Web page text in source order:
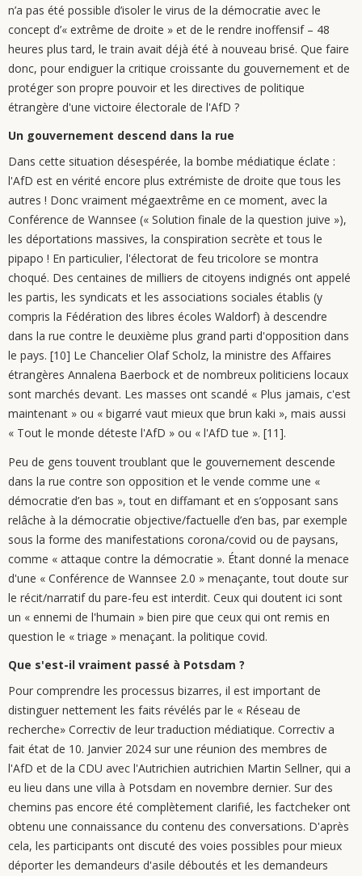
n’a pas été possible d’isoler le virus de la démocratie avec le
concept d’« extrême de droite » et de le rendre inoffensif – 48
heures plus tard, le train avait déjà été à nouveau brisé. Que faire
donc, pour endiguer la critique croissante du gouvernement et de
protéger son propre pouvoir et les directives de politique
étrangère d'une victoire électorale de l'AfD ?
Un gouvernement descend dans la rue
Dans cette situation désespérée, la bombe médiatique éclate :
l'AfD est en vérité encore plus extrémiste de droite que tous les
autres ! Donc vraiment mégaextrême en ce moment, avec la
Conférence de Wannsee (« Solution finale de la question juive »),
les déportations massives, la conspiration secrète et tous le
pipapo ! En particulier, l'électorat de feu tricolore se montra
choqué. Des centaines de milliers de citoyens indignés ont appelé
les partis, les syndicats et les associations sociales établis (y
compris la Fédération des libres écoles Waldorf) à descendre
dans la rue contre le deuxième plus grand parti d'opposition dans
le pays. [10] Le Chancelier Olaf Scholz, la ministre des Affaires
étrangères Annalena Baerbock et de nombreux politiciens locaux
sont marchés devant. Les masses ont scandé « Plus jamais, c'est
maintenant » ou « bigarré vaut mieux que brun kaki », mais aussi
« Tout le monde déteste l'AfD » ou « l'AfD tue ». [11].
Peu de gens touvent troublant que le gouvernement descende
dans la rue contre son opposition et le vende comme une «
démocratie d’en bas », tout en diffamant et en s’opposant sans
relâche à la démocratie objective/factuelle d’en bas, par exemple
sous la forme des manifestations corona/covid ou de paysans,
comme « attaque contre la démocratie ». Étant donné la menace
d'une « Conférence de Wannsee 2.0 » menaçante, tout doute sur
le récit/narratif du pare-feu est interdit. Ceux qui doutent ici sont
un « ennemi de l'humain » bien pire que ceux qui ont remis en
question le « triage » menaçant. la politique covid.
Que s'est-il vraiment passé à Potsdam ?
Pour comprendre les processus bizarres, il est important de
distinguer nettement les faits révélés par le « Réseau de
recherche» Correctiv de leur traduction médiatique. Correctiv a
fait état de 10. Janvier 2024 sur une réunion des membres de
l'AfD et de la CDU avec l'Autrichien autrichien Martin Sellner, qui a
eu lieu dans une villa à Potsdam en novembre dernier. Sur des
chemins pas encore été complètement clarifié, les factcheker ont
obtenu une connaissance du contenu des conversations. D'après
cela, les participants ont discuté des voies possibles pour mieux
déporter les demandeurs d'asile déboutés et les demandeurs